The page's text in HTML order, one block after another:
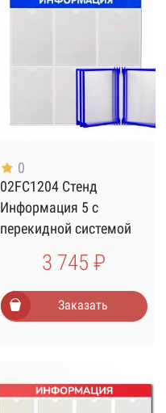
0
02FC1204 Стенд
Информация 5 с
перекидной системой
3 745 ₽
Заказать